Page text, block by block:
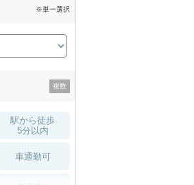
※単一選択
駅から徒歩
5分以内
車通勤可